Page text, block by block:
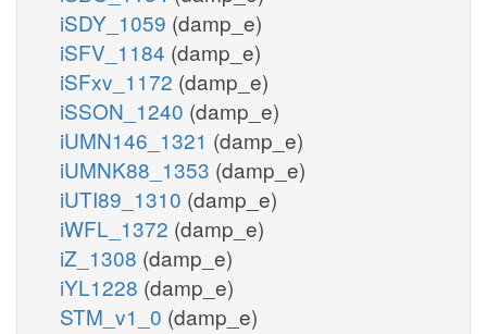
iSDY_1059 (damp_e)
iSFV_1184 (damp_e)
iSFxv_1172 (damp_e)
iSSON_1240 (damp_e)
iUMN146_1321 (damp_e)
iUMNK88_1353 (damp_e)
iUTI89_1310 (damp_e)
iWFL_1372 (damp_e)
iZ_1308 (damp_e)
iYL1228 (damp_e)
STM_v1_0 (damp_e)